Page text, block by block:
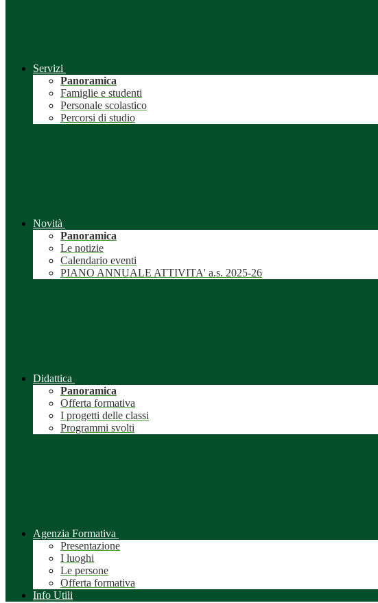
Servizi
Panoramica
Famiglie e studenti
Personale scolastico
Percorsi di studio
Novità
Panoramica
Le notizie
Calendario eventi
PIANO ANNUALE ATTIVITA' a.s. 2025-26
Didattica
Panoramica
Offerta formativa
I progetti delle classi
Programmi svolti
Agenzia Formativa
Presentazione
I luoghi
Le persone
Offerta formativa
Info Utili